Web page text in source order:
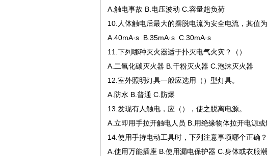
A.触电事故 B.电压波动 C.容量超负荷
10.人体触电后最大的摆脱电流为安全电流，其值为
A.40mA·s B.35mA·s C.30mA·s
11.下列哪种灭火器适于扑灭电气火灾？（）
A.二氧化碳灭火器 B.干粉灭火器 C.泡沫灭火器
12.室外照明灯具一般应选用（）型灯具。
A.防水 B.普通 C.防爆
13.发现有人触电，应（），使之脱离电源。
A.立即用手拉开触电人员 B.用绝缘物体拉开电源
14.使用手持电动工具时，下列注意事项哪个正确？
A.使用万能插座 B.使用漏电保护器 C.身体或衣服